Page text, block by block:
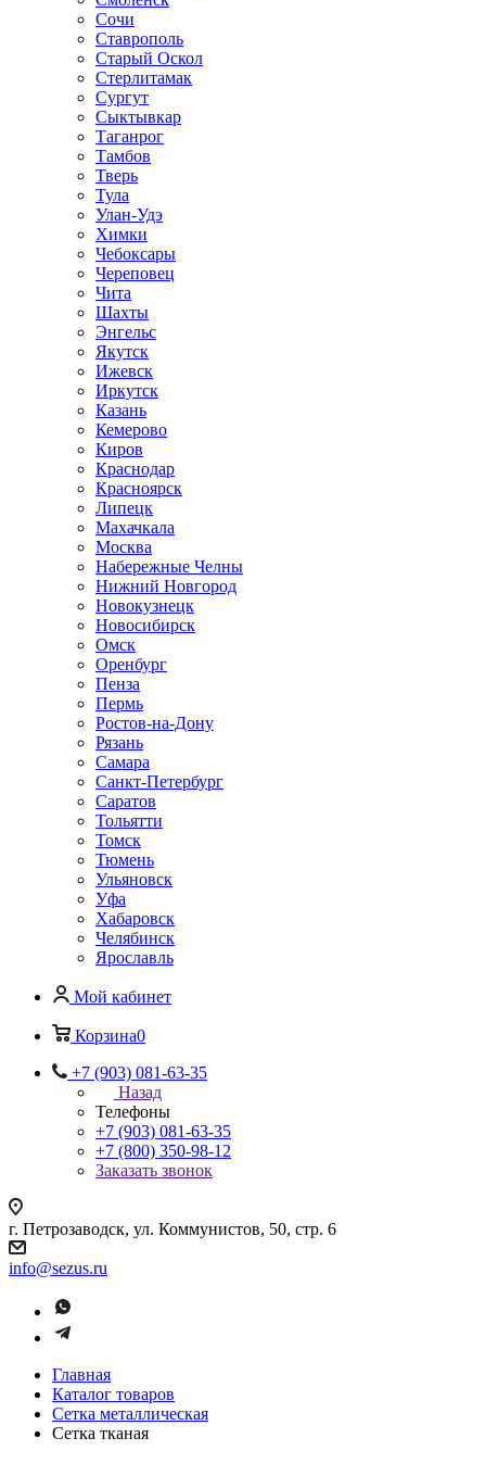
Сочи
Ставрополь
Старый Оскол
Стерлитамак
Сургут
Сыктывкар
Таганрог
Тамбов
Тверь
Тула
Улан-Удэ
Химки
Чебоксары
Череповец
Чита
Шахты
Энгельс
Якутск
Ижевск
Иркутск
Казань
Кемерово
Киров
Краснодар
Красноярск
Липецк
Махачкала
Москва
Набережные Челны
Нижний Новгород
Новокузнецк
Новосибирск
Омск
Оренбург
Пенза
Пермь
Ростов-на-Дону
Рязань
Самара
Санкт-Петербург
Саратов
Тольятти
Томск
Тюмень
Ульяновск
Уфа
Хабаровск
Челябинск
Ярославль
Мой кабинет
Корзина0
+7 (903) 081-63-35
Назад
Телефоны
+7 (903) 081-63-35
+7 (800) 350-98-12
Заказать звонок
г. Петрозаводск, ул. Коммунистов, 50, стр. 6
info@sezus.ru
Главная
Каталог товаров
Сетка металлическая
Сетка тканая